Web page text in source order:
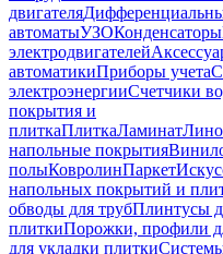
двигателя
автоматыУЗОКонденсаторы
электродвигателей
автоматикиПриборы учета
электроэнергииСчетчики
покрытия и
плиткаПлиткаЛаминат
напольные покрытия
полыКовролинПаркет
напольных покрытий и
обводы для трубПлинтусы
плиткиПорожки, профили
для укладки плитки